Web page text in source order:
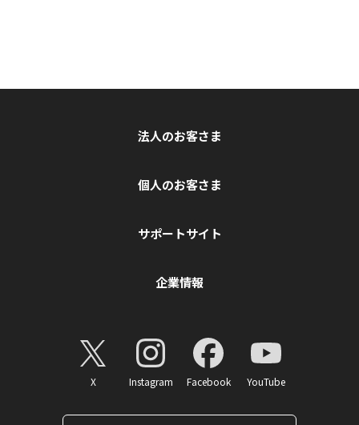
法人のお客さま
個人のお客さま
サポートサイト
企業情報
X Instagram Facebook YouTube